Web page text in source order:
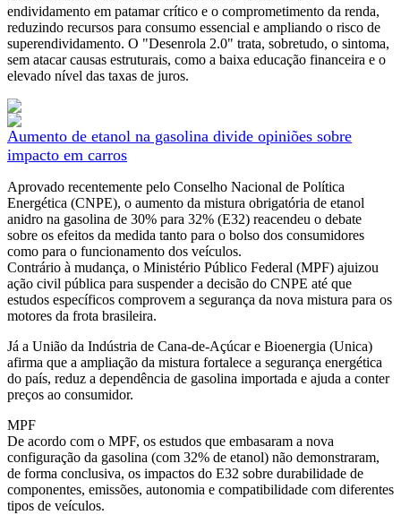
endividamento em patamar crítico e o comprometimento da renda,
reduzindo recursos para consumo essencial e ampliando o risco de
superendividamento. O "Desenrola 2.0" trata, sobretudo, o sintoma,
sem atacar causas estruturais, como a baixa educação financeira e o
elevado nível das taxas de juros.
Aumento de etanol na gasolina divide opiniões sobre
impacto em carros
Aprovado recentemente pelo Conselho Nacional de Política
Energética (CNPE), o aumento da mistura obrigatória de etanol
anidro na gasolina de 30% para 32% (E32) reacendeu o debate
sobre os efeitos da medida tanto para o bolso dos consumidores
como para o funcionamento dos veículos.
Contrário à mudança, o Ministério Público Federal (MPF) ajuizou
ação civil pública para suspender a decisão do CNPE até que
estudos específicos comprovem a segurança da nova mistura para os
motores da frota brasileira.
Já a União da Indústria de Cana-de-Açúcar e Bioenergia (Unica)
afirma que a ampliação da mistura fortalece a segurança energética
do país, reduz a dependência de gasolina importada e ajuda a conter
preços ao consumidor.
MPF
De acordo com o MPF, os estudos que embasaram a nova
configuração da gasolina (com 32% de etanol) não demonstraram,
de forma conclusiva, os impactos do E32 sobre durabilidade de
componentes, emissões, autonomia e compatibilidade com diferentes
tipos de veículos.